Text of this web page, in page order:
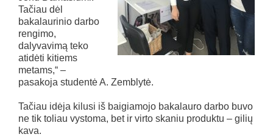
Tačiau dėl
bakalaurinio darbo
rengimo,
dalyvavimą teko
atidėti kitiems
metams,“ –
pasakoja studentė A. Zemblytė.
Tačiau idėja kilusi iš baigiamojo bakalauro darbo buvo
ne tik toliau vystoma, bet ir virto skaniu produktu – gilių
kava.